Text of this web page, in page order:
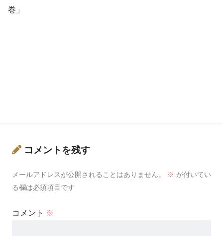
巻」
コメントを残す
メールアドレスが公開されることはありません。 ※ が付いてい
る欄は必須項目です
コメント ※